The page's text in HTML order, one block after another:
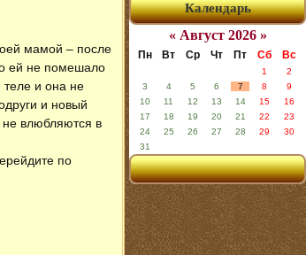
мамой – после
ей не помешало
и она не
и новый
не влюбляются в
по
Календарь
« Август 2026 »
Пн Вт Ср Чт Пт Сб Вс
1
2
3
4 5 6 7 8
9
10
11 12 13 14 15
16
17
18 19 20 21 22
23
24
25 26 27 28 29
30
31